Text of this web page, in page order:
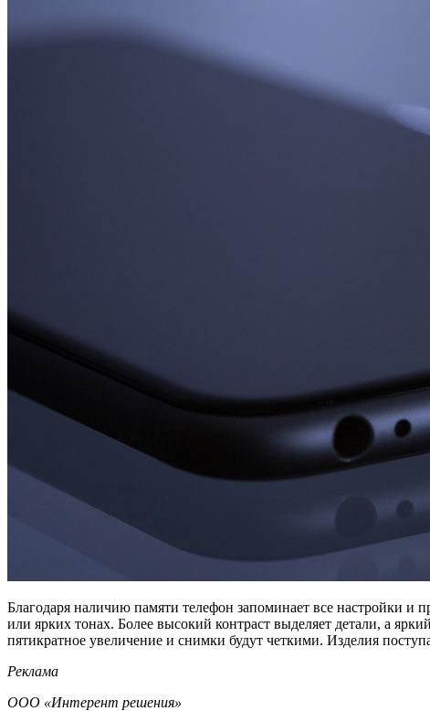
Благодаря наличию памяти телефон запоминает все настройки
или ярких тонах. Более высокий контраст выделяет детали, а
пятикратное увеличение и снимки будут четкими. Изделия
Реклама
ООО «Интерент решения»